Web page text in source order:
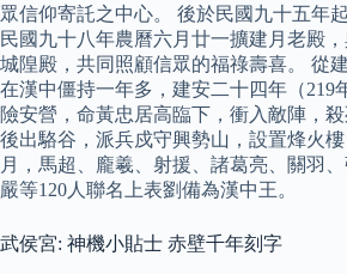
眾信仰寄託之中心。 後於民國九十五年
民國九十八年農曆六月廿一擴建月老殿
城隍殿，共同照顧信眾的福祿壽喜。 從
在漢中僵持一年多，建安二十四年（219
險安營，命黃忠居高臨下，衝入敵陣，
後出駱谷，派兵戍守興勢山，設置烽火
月，馬超、龐羲、射援、諸葛亮、關羽
嚴等120人聯名上表劉備為漢中王。
武侯宮: 神機小貼士 赤壁千年刻字